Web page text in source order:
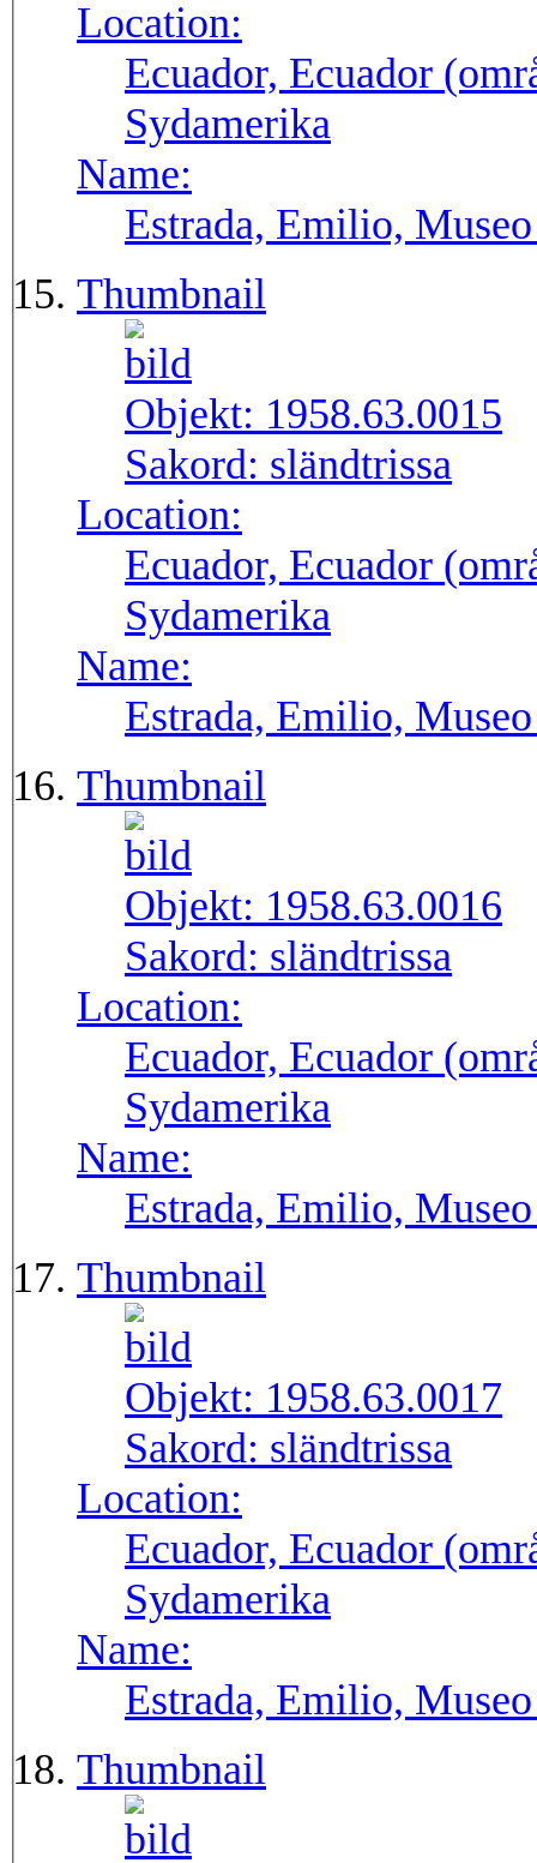
Location:
Ecuador, Ecuador
Sydamerika
Name:
Estrada, Emilio,
Thumbnail
Objekt: 1958.63.0015
Sakord: sländtrissa
Location:
Ecuador, Ecuador
Sydamerika
Name:
Estrada, Emilio,
Thumbnail
Objekt: 1958.63.0016
Sakord: sländtrissa
Location:
Ecuador, Ecuador
Sydamerika
Name:
Estrada, Emilio,
Thumbnail
Objekt: 1958.63.0017
Sakord: sländtrissa
Location:
Ecuador, Ecuador
Sydamerika
Name:
Estrada, Emilio,
Thumbnail